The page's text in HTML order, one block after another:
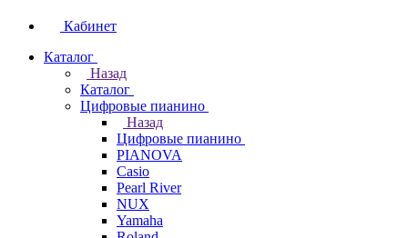
Кабинет
Каталог
Назад
Каталог
Цифровые пианино
Назад
Цифровые пианино
PIANOVA
Casio
Pearl River
NUX
Yamaha